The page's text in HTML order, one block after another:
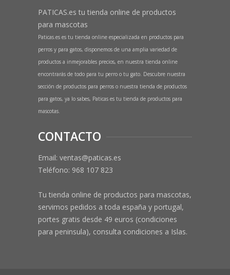
PATICAS.es tu tienda online de productos
para mascotas
Paticas.es es tu tienda online especializada en productos para
perros y para gatos, disponemos de una amplia variedad de
productos a inmejorables precios, en nuestra tienda online
encontrarás de todo para tu perro o tu gato. Descubre nuestra
sección de productos para perros o nuestra tienda de productos
para gatos, ya lo sabes, Paticas es tu tienda de productos para
mascotas.
CONTACTO
Email: ventas@paticas.es
Teléfono: 968 107 823
Tu tienda online de productos para mascotas,
servimos pedidos a toda españa y portugal,
portes gratis desde 49 euros (condiciones
para peninsula), consulta condiciones a Islas.